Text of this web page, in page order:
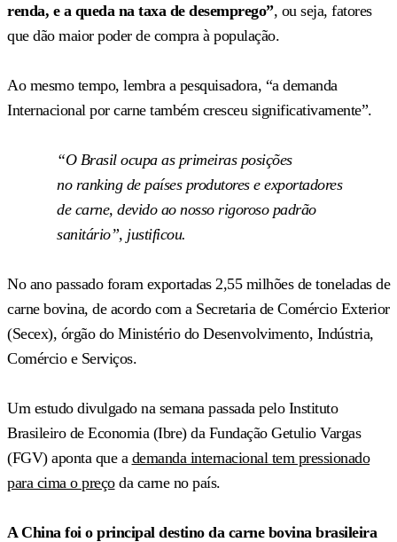
renda, e a queda na taxa de desemprego”, ou seja, fatores
que dão maior poder de compra à população.
Ao mesmo tempo, lembra a pesquisadora, “a demanda
Internacional por carne também cresceu significativamente”.
“O Brasil ocupa as primeiras posições
no rankingde países produtores e exportadores
de carne, devido ao nosso rigoroso padrão
sanitário”, justificou.
No ano passado foram exportadas 2,55 milhões de toneladas de
carne bovina, de acordo com a Secretaria de Comércio Exterior
(Secex), órgão do Ministério do Desenvolvimento, Indústria,
Comércio e Serviços.
Um estudo divulgado na semana passada pelo Instituto
Brasileiro de Economia (Ibre) da Fundação Getulio Vargas
(FGV) aponta que a demanda internacional tem pressionado
para cima o preçoda carne no país.
A China foi o principal destino da carne bovina brasileira